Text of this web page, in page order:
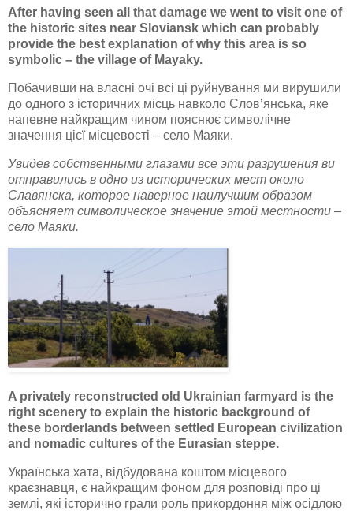
After having seen all that damage we went to visit one of
the historic sites near Sloviansk which can probably
provide the best explanation of why this area is so
symbolic – the village of Mayaky.
Побачивши на власні очі всі ці руйнування ми вирушили
до одного з історичних місць навколо Слов’янська, яке
напевне найкращим чином пояснює символічне
значення цієї місцевості – село Маяки.
Увидев собственными глазами все эти разрушения ви
отправились в одно из исторических мест около
Славянска, которое наверное наилучшим образом
объясняет символическое значение этой местности –
село Маяки.
A privately reconstructed old Ukrainian farmyard is the
right scenery to explain the historic background of
these borderlands between settled European civilization
and nomadic cultures of the Eurasian steppe.
Українська хата, відбудована коштом місцевого
краєзнавця, є найкращим фоном для розповіді про ці
землі, які історично грали роль прикордоння між осідлою